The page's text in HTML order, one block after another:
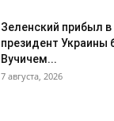
Зеленский прибыл
президент Украины
Вучичем...
7 августа, 2026